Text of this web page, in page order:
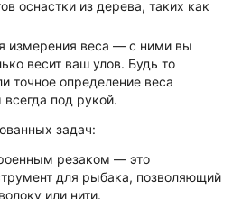
оснастки из дерева, таких как
измерения веса — с ними вы
весит ваш улов. Будь то
точное определение веса
под рукой.
задач:
резаком — это
для рыбака, позволяющий
или нити.